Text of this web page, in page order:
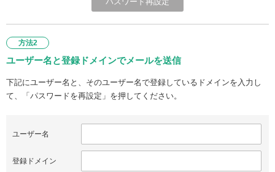
方法2
ユーザー名と登録ドメインでメールを送信
下記にユーザー名と、そのユーザー名で登録しているドメインを入力し
て、「パスワードを再設定」を押してください。
ユーザー名
登録ドメイン